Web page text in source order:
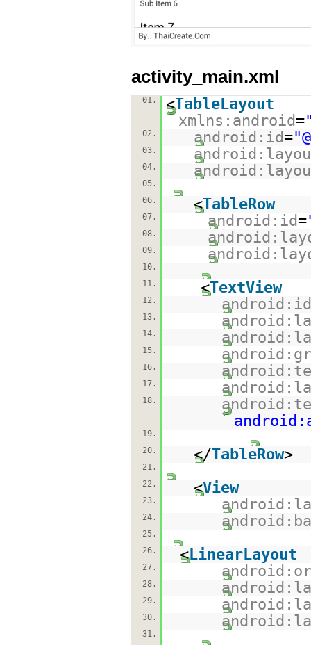
activity_main.xml
01. <TableLayout
xmlns:android=
02. android:id=
03.
04.
05.
06.
<TableRow
07. android:id=
08.
09.
10.
11.
<TextView
12. android:id
13.
14.
15.
16.
17.
18.
19.
20.
</TableRow>
21.
22.
<View
23.
24.
25.
26.
<LinearLayout
27.
28.
29.
30.
31.